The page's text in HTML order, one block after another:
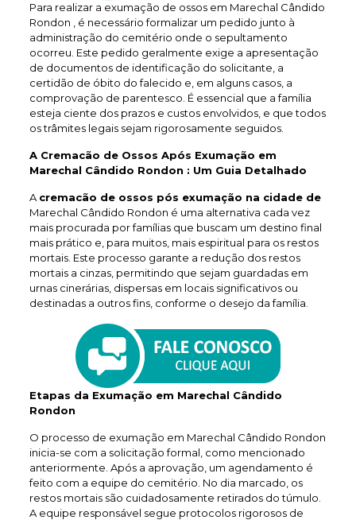
Para realizar a exumação de ossos em Marechal Cândido
Rondon , é necessário formalizar um pedido junto à
administração do cemitério onde o sepultamento
ocorreu. Este pedido geralmente exige a apresentação
de documentos de identificação do solicitante, a
certidão de óbito do falecido e, em alguns casos, a
comprovação de parentesco. É essencial que a família
esteja ciente dos prazos e custos envolvidos, e que todos
os trâmites legais sejam rigorosamente seguidos.
A Cremacão de Ossos Após Exumação em
Marechal Cândido Rondon : Um Guia Detalhado
A cremacão de ossos pós exumação na cidade de
Marechal Cândido Rondon é uma alternativa cada vez
mais procurada por famílias que buscam um destino final
mais prático e, para muitos, mais espiritual para os restos
mortais. Este processo garante a redução dos restos
mortais a cinzas, permitindo que sejam guardadas em
urnas cinerárias, dispersas em locais significativos ou
destinadas a outros fins, conforme o desejo da família.
Etapas da Exumação em Marechal Cândido
Rondon
O processo de exumação em Marechal Cândido Rondon
inicia-se com a solicitação formal, como mencionado
anteriormente. Após a aprovação, um agendamento é
feito com a equipe do cemitério. No dia marcado, os
restos mortais são cuidadosamente retirados do túmulo.
A equipe responsável segue protocolos rigorosos de